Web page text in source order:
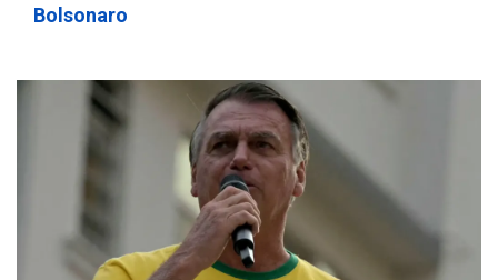
Bolsonaro